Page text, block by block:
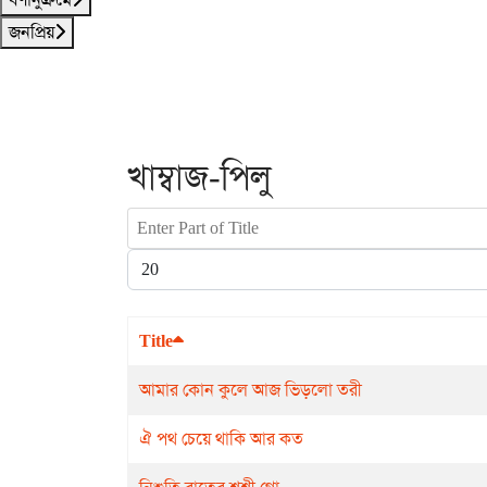
জনপ্রিয়
খাম্বাজ-পিলু
Enter Part of Title
Display #
Title
আমার কোন কুলে আজ ভিড়লো তরী
ঐ পথ চেয়ে থাকি আর কত